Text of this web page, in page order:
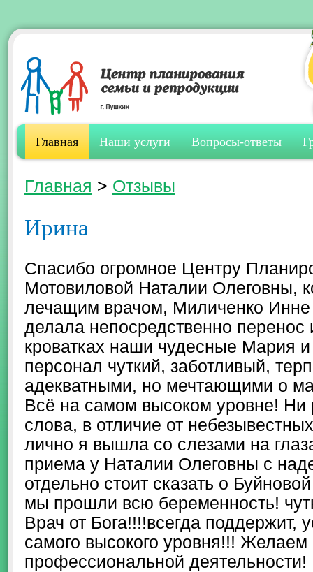
Главная Наши услуги Вопросы-ответы
Главная > Отзывы
Ирина
Спасибо огромное Центру
Мотовиловой Наталии Олеговны,
лечащим врачом, Миличенко Инне
делала непосредственно перенос
кроватках наши чудесные Мария
персонал чуткий, заботливый,
адекватными, но мечтающими о
Всё на самом высоком уровне! Ни
слова, в отличие от
лично я вышла со слезами на
приема у Наталии Олеговны с
отдельно стоит сказать о
мы прошли всю беременность!
Врач от Бога!!!!всегда поддержит,
самого высокого уровня!!!
профессиональной деятельности!